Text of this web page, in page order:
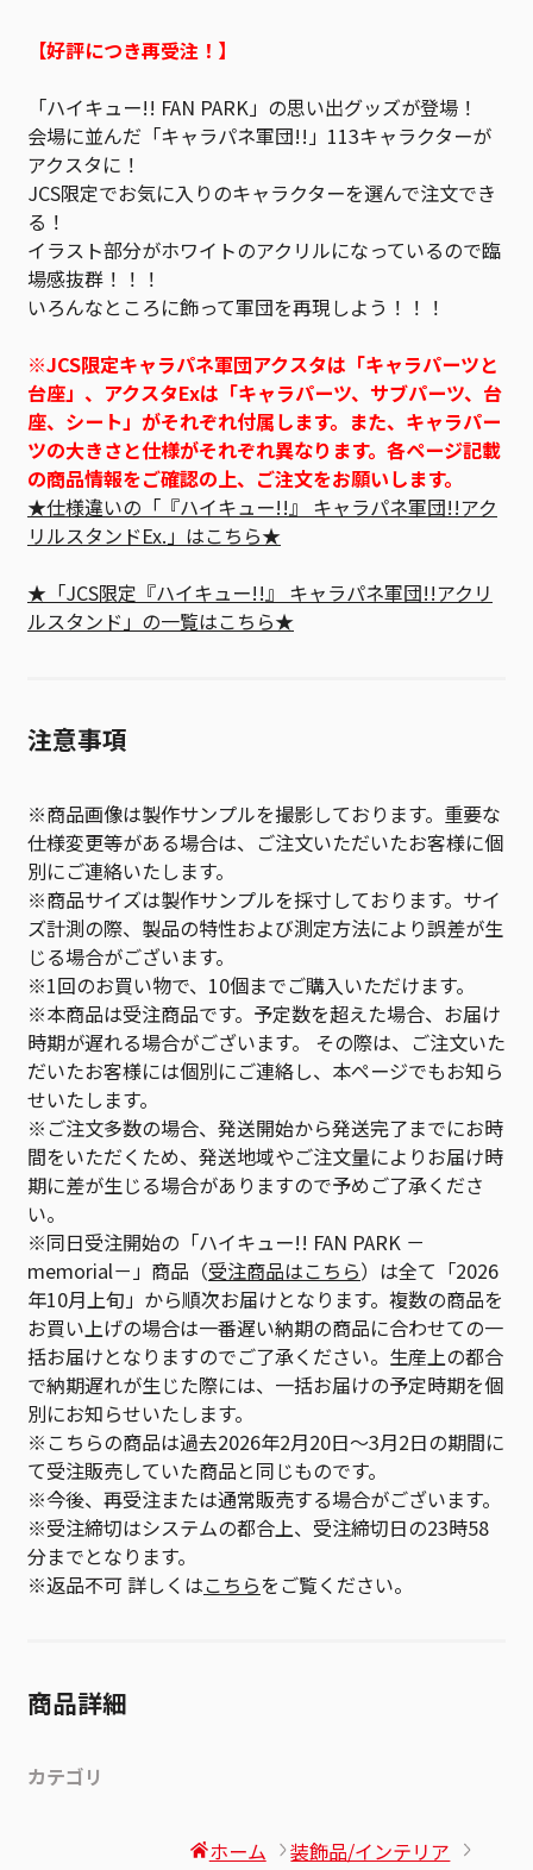
【好評につき再受注！】
「ハイキュー!! FAN PARK」の思い出グッズが登場！
会場に並んだ「キャラパネ軍団!!」113キャラクターが
アクスタに！
JCS限定でお気に入りのキャラクターを選んで注文でき
る！
イラスト部分がホワイトのアクリルになっているので臨
場感抜群！！！
いろんなところに飾って軍団を再現しよう！！！
※JCS限定キャラパネ軍団アクスタは「キャラパーツと
台座」、アクスタExは「キャラパーツ、サブパーツ、台
座、シート」がそれぞれ付属します。また、キャラパー
ツの大きさと仕様がそれぞれ異なります。各ページ記載
の商品情報をご確認の上、ご注文をお願いします。
★仕様違いの「『ハイキュー!!』 キャラパネ軍団!!アク
リルスタンドEx.」はこちら★
★「JCS限定『ハイキュー!!』 キャラパネ軍団!!アクリ
ルスタンド」の一覧はこちら★
注意事項
※商品画像は製作サンプルを撮影しております。重要な
仕様変更等がある場合は、ご注文いただいたお客様に個
別にご連絡いたします。
※商品サイズは製作サンプルを採寸しております。サイ
ズ計測の際、製品の特性および測定方法により誤差が生
じる場合がございます。
※1回のお買い物で、10個までご購入いただけます。
※本商品は受注商品です。予定数を超えた場合、お届け
時期が遅れる場合がございます。 その際は、ご注文いた
だいたお客様には個別にご連絡し、本ページでもお知ら
せいたします。
※ご注文多数の場合、発送開始から発送完了までにお時
間をいただくため、発送地域やご注文量によりお届け時
期に差が生じる場合がありますので予めご了承くださ
い。
※同日受注開始の「ハイキュー!! FAN PARK －
memorial－」商品（受注商品はこちら）は全て「2026
年10月上旬」から順次お届けとなります。複数の商品を
お買い上げの場合は一番遅い納期の商品に合わせての一
括お届けとなりますのでご了承ください。生産上の都合
で納期遅れが生じた際には、一括お届けの予定時期を個
別にお知らせいたします。
※こちらの商品は過去2026年2月20日～3月2日の期間に
て受注販売していた商品と同じものです。
※今後、再受注または通常販売する場合がございます。
※受注締切はシステムの都合上、受注締切日の23時58
分までとなります。
※返品不可 詳しくはこちらをご覧ください。
商品詳細
カテゴリ
ホーム 装飾品/インテリア